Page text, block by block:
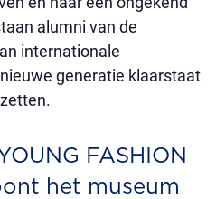
alumni van de
internationale
generatie klaarstaat
FASHION
het museum